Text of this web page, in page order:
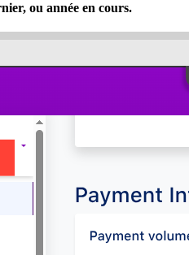
ou année en cours.